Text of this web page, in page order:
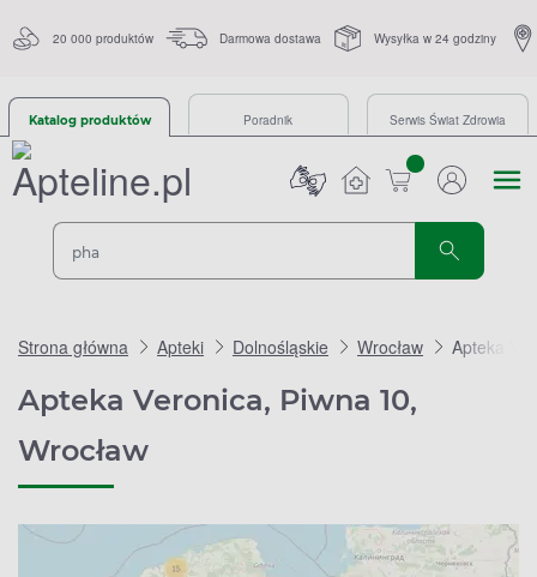
20 000 produktów Darmowa dostawa Wysyłka w 24 godziny
Katalog produktów Poradnik Serwis Świat Zdrowia
sztuk
Strona główna Apteki Dolnośląskie Wrocław Apteka
Apteka Veronica, Piwna 10,
Wrocław